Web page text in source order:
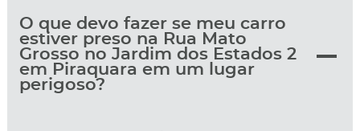
O que devo fazer se meu carro
estiver preso na Rua Mato
Grosso no Jardim dos Estados 2
em Piraquara em um lugar
perigoso?